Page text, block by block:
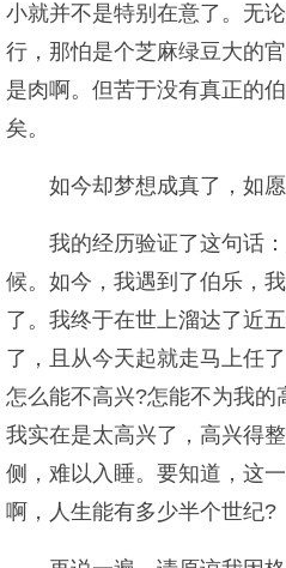
小就并不是特别在意了。无
行，那怕是个芝麻绿豆大的
是肉啊。但苦于没有真正的
矣。
如今却梦想成真了，如愿
我的经历验证了这句话
候。如今，我遇到了伯乐，
了。我终于在世上溜达了近
了，且从今天起就走马上任
怎么能不高兴?怎能不为我
我实在是太高兴了，高兴得
侧，难以入睡。要知道，这
啊，人生能有多少半个世纪?